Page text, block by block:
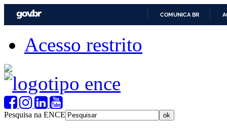
COMUNICA BR
Acesso restrito
Pesquisa na ENCE